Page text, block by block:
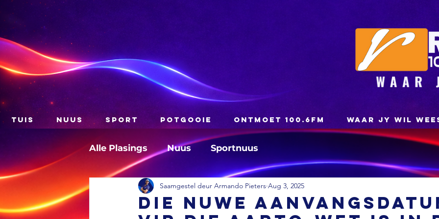
TUIS NUUS SPORT POTGOOIE ONTMOET 100.6FM WAAR JY WIL
Alle Plasings Nuus Sportnuus
Die nuwe
Saamgestel deur Armando Pieters Aug 3, 2025